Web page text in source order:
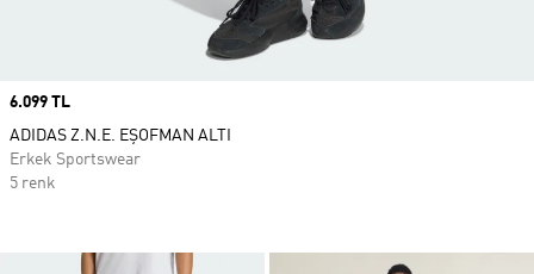
Price
6.099 TL
ADIDAS Z.N.E. EŞOFMAN ALTI
Erkek Sportswear
5 renk